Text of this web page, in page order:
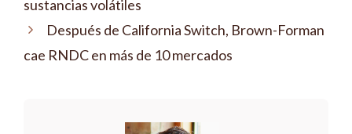
sustancias volátiles
Después de California Switch, Brown-Forman
cae RNDC en más de 10 mercados